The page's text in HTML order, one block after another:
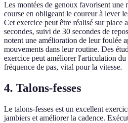
Les montées de genoux favorisent une
course en obligeant le coureur à lever
Cet exercice peut être réalisé sur place
secondes, suivi de 30 secondes de
notent une amélioration de leur foulée
mouvements dans leur routine. Des
exercice peut améliorer l'articulation du
fréquence de pas, vital pour la vitesse.
4. Talons-fesses
Le talons-fesses est un excellent
jambiers et améliorer la cadence.